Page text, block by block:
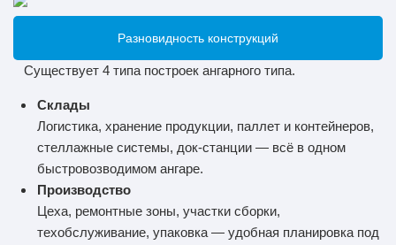
Разновидность конструкций
Существует 4 типа построек ангарного типа.
Склады
Логистика, хранение продукции, паллет и контейнеров,
стеллажные системы, док‑станции — всё в одном
быстровозводимом ангаре.
Производство
Цеха, ремонтные зоны, участки сборки,
техобслуживание, упаковка — удобная планировка под